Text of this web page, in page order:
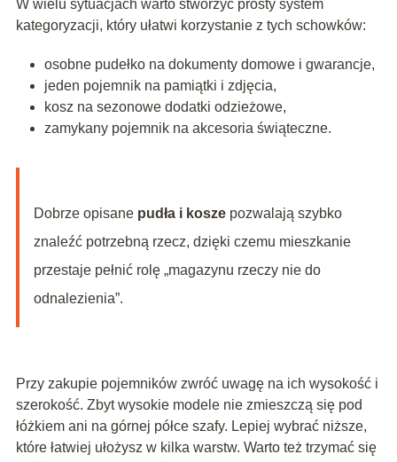
W wielu sytuacjach warto stworzyć prosty system
kategoryzacji, który ułatwi korzystanie z tych schowków:
osobne pudełko na dokumenty domowe i gwarancje,
jeden pojemnik na pamiątki i zdjęcia,
kosz na sezonowe dodatki odzieżowe,
zamykany pojemnik na akcesoria świąteczne.
Dobrze opisane pudła i koszepozwalają szybko
znaleźć potrzebną rzecz, dzięki czemu mieszkanie
przestaje pełnić rolę „magazynu rzeczy nie do
odnalezienia”.
Przy zakupie pojemników zwróć uwagę na ich wysokość i
szerokość. Zbyt wysokie modele nie zmieszczą się pod
łóżkiem ani na górnej półce szafy. Lepiej wybrać niższe,
które łatwiej ułożysz w kilka warstw. Warto też trzymać się